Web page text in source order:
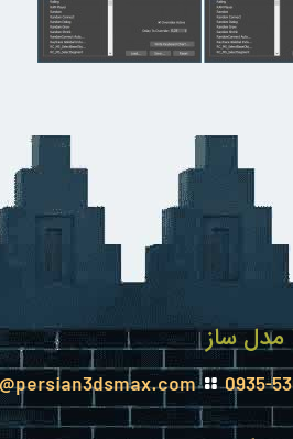
مدل ساز
info@persian3dsmax.com